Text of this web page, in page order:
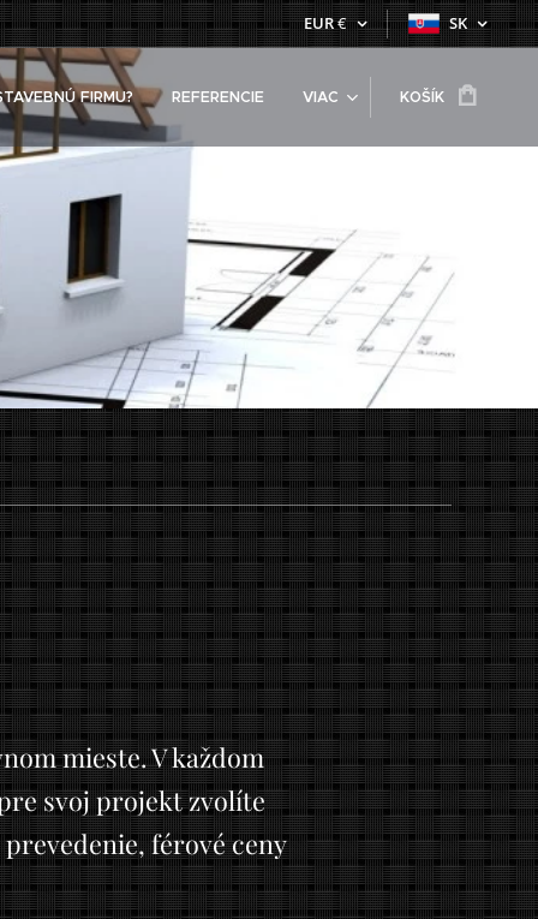
EUR€ SK
FIRMU? REFERENCIE VIAC KOŠÍK
mieste. V každom
svoj projekt zvolíte
férové ceny